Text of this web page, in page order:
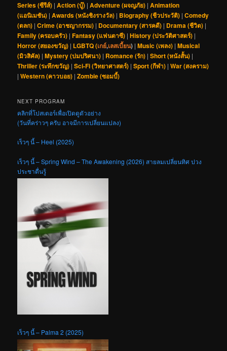
Series (ซีรีส์) |Action (บู๊) |Adventure (ผจญภัย) |Animation
(แอนิเมชัน) |Awards (หนังชิงรางวัล) | Biography (ชีวประวัติ) |Comedy
(ตลก) |Crime (อาชญากรรม) | Documentary (สารคดี) | Drama (ชีวิต) |
Family (ครอบครัว) |Fantasy (แฟนตาซี) |History (ประวัติศาสตร์) |
Horror (สยองขวัญ) | LGBTQ (เกย์,เลสเบี้ยน) |Music (เพลง) |Musical
(มิวสิคัล) |Mystery (ปมปริศนา) | Romance (รัก) |Short (หนังสั้น) |
Thriller (ระทึกขวัญ) |Sci-Fi (วิทยาศาสตร์) |Sport (กีฬา) |War (สงคราม)
|Western (คาวบอย) |Zombie (ซอมบี้)
NEXT PROGRAM
คลิกที่โปสเตอร์เพื่อเปิดดูตัวอย่าง
(วันที่คร่าวๆ ครับ อาจมีการเปลี่ยนแปลง)
เร็วๆ นี้ – Heel (2025)
เร็วๆ นี้ – Spring Wind – The Awakening (2026) สายลมเปลี่ยนทิศ ปวง
ประชาตื่นรู้
เร็วๆ นี้ – Palma 2 (2025)